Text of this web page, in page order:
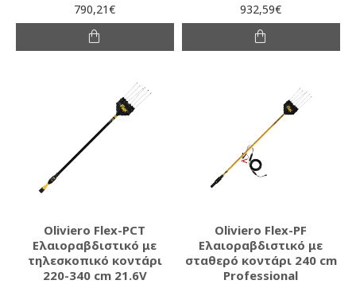
790,21€ 932,59€
Oliviero Flex-PCT
Ελαιοραβδιστικό με
τηλεσκοπικό κοντάρι
220-340 cm 21.6V
Oliviero Flex-PF
Ελαιοραβδιστικό με
σταθερό κοντάρι 240 cm
Professional